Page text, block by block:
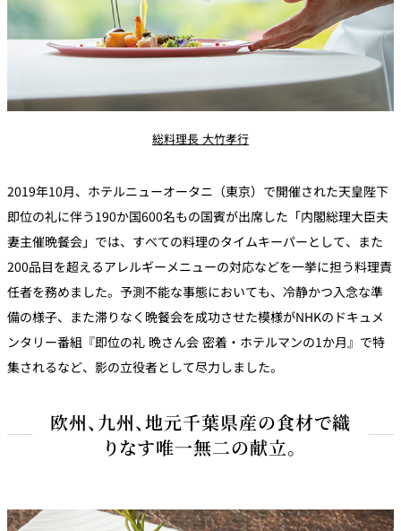
・黒毛和牛のスタミナレモンステーキ仕立て80ｇ
千葉県産厚切りトロ茄子の蒸し焼き
千葉県産マッシュルーム
＜下記より1品お選びください＞
・観音温泉水で炊き上げる山形県産コシヒカリ
赤出汁
・博多焼ラーメン
・青唐辛子明太子丼（追加料金￥1,000）
・A5ランク和牛イチボの博多牛まぶし丼（追加料金￥2,500）
・希少な純血種アイスランド産ラムロース肉と希少なハツの香草風
味
南仏野菜のラタトゥイユと18ケ月熟成コンテチーズ
・フランス産仔牛のア・ラ・フィセル
南仏野菜のラタトゥイユと18ケ月熟成コンテチーズ
・九州黒毛和牛サーロインの鉄板焼80ｇ
又は
九州黒毛和牛フィレ肉の鉄板焼き60ｇ
千葉県産厚切りトロ茄子の蒸し焼き
千葉県産マッシュルームと空心菜のソテー
千葉県産小松菜山葵ソース／特製ステーキソース
（追加料金￥3,500）
・九州黒毛和牛のスタミナレモンステーキ仕立て80ｇ
千葉県産厚切りトロ茄子の蒸し焼き
（追加料金￥500）
総料理長 大竹孝行
2019年10月、ホテルニューオータニ（東京）で開催された天皇陛下
即位の礼に伴う190か国600名もの国賓が出席した「内閣総理大臣夫
妻主催晩餐会」では、すべての料理のタイムキーパーとして、また
200品目を超えるアレルギーメニューの対応などを一挙に担う料理責
任者を務めました。予測不能な事態においても、冷静かつ入念な準
備の様子、また滞りなく晩餐会を成功させた模様がNHKのドキュメ
ンタリー番組『即位の礼 晩さん会 密着・ホテルマンの1か月』で特
集されるなど、影の立役者として尽力しました。
欧州、九州、地元千葉県産の食材で織
りなす唯一無二の献立。